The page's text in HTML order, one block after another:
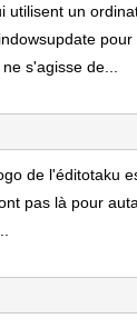
utilisent un
s'agisse de...
de l'éditotaku
pas là pour